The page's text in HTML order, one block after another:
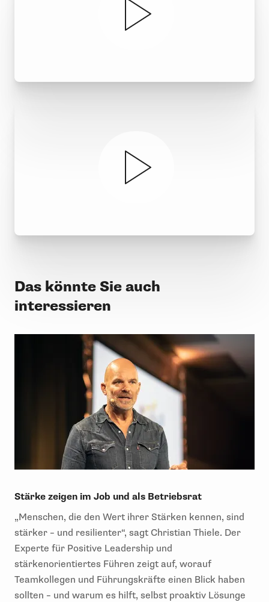
Das könnte Sie auch
interessieren
Stärke zeigen im Job und als Betriebsrat
„Menschen, die den Wert ihrer Stärken kennen, sind
stärker – und resilienter“, sagt Christian Thiele. Der
Experte für Positive Leadership und
stärkenorientiertes Führen zeigt auf, worauf
Teamkollegen und Führungskräfte einen Blick haben
sollten – und warum es hilft, selbst proaktiv Lösunge